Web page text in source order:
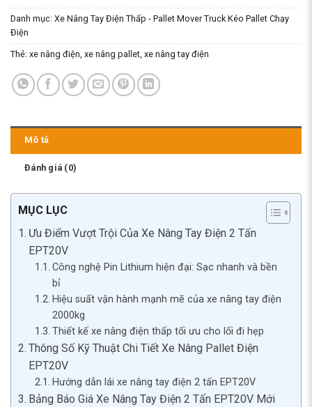
Danh mục: Xe Nâng Tay Điện Thấp - Pallet Mover Truck Kéo Pallet Chạy
Điện
Thẻ: xe nâng điện xe nâng pallet xe nâng tay điện
Mô tả
Đánh giá (0)
MỤC LỤC
Ưu Điểm Vượt Trội Của Xe Nâng Tay Điện 2 Tấn
EPT20V
Công nghệ Pin Lithium hiện đại: Sạc nhanh và bền
bỉ
Hiệu suất vận hành mạnh mẽ của xe nâng tay điện
2000kg
Thiết kế xe nâng điện thấp tối ưu cho lối đi hẹp
Thông Số Kỹ Thuật Chi Tiết Xe Nâng Pallet Điện
EPT20V
Hướng dẫn lái xe nâng tay điện 2 tấn EPT20V
Bảng Báo Giá Xe Nâng Tay Điện 2 Tấn EPT20V Mới